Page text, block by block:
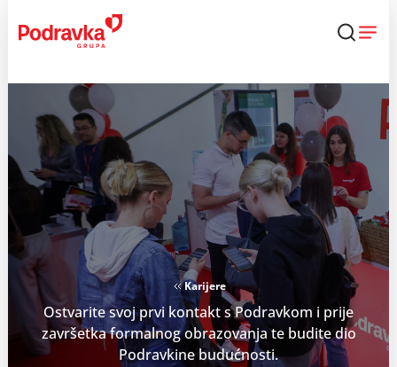
content
Karijere
Ostvarite svoj prvi kontakt s Podravkom i prije
završetka formalnog obrazovanja te budite dio
Podravkine budućnosti.